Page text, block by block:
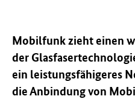
Mobilfunk zieht einen
der
ein leistungsfähigeres
die Anbindung von